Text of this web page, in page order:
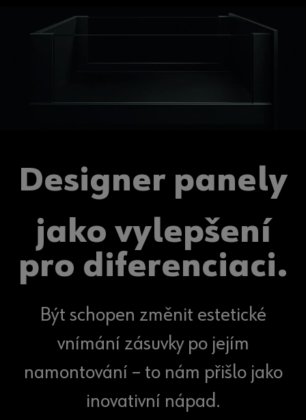
Designer panely
jako vylepšení
pro diferenciaci.
Být schopen změnit estetické
vnímání zásuvky po jejím
namontování – to nám přišlo jako
inovativní nápad.